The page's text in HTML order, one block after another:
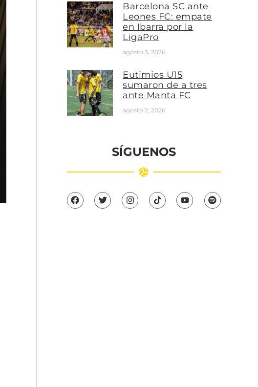
Barcelona SC ante
Leones FC: empate
en Ibarra por la
LigaPro
agosto 3, 2026
Eutimios U15
sumaron de a tres
ante Manta FC
agosto 2, 2026
SÍGUENOS